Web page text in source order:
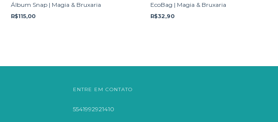
Álbum Snap | Magia & Bruxaria
R$115,00
EcoBag | Magia & Bruxaria
R$32,90
ENTRE EM CONTATO
5541992921410